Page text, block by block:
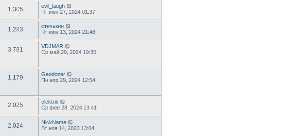
1,305
evil_laugh
Чт июн 27, 2024 01:37
1,283
стечькин
Чт июн 13, 2024 21:48
3,781
VDJMAR
Ср май 29, 2024 19:35
1,179
Geodozer
Пн апр 29, 2024 12:54
2,025
elektrik
Ср фев 28, 2024 13:41
2,024
NickName
Вт ноя 14, 2023 13:04